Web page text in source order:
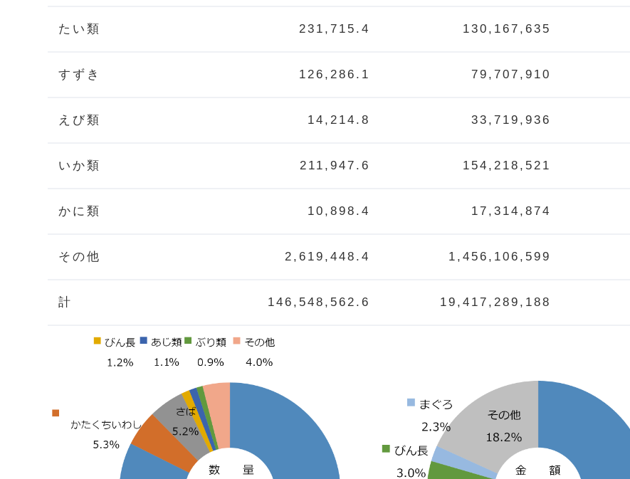
たい類 231,715.4 130,167,635
すずき 126,286.1 79,707,910
えび類 14,214.8 33,719,936
いか類 211,947.6 154,218,521
かに類 10,898.4 17,314,874
その他 2,619,448.4 1,456,106,599
計 146,548,562.6 19,417,289,188